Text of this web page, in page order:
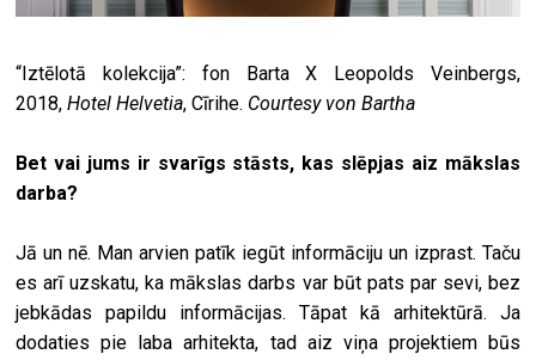
“Iztēlotā kolekcija”: fon Barta X Leopolds Veinbergs,
2018,Hotel Helvetia, Cīrihe. Courtesy von Bartha
Bet vai jums ir svarīgs stāsts, kas slēpjas aiz mākslas
darba?
Jā un nē. Man arvien patīk iegūt informāciju un izprast. Taču
es arī uzskatu, ka mākslas darbs var būt pats par sevi, bez
jebkādas papildu informācijas. Tāpat kā arhitektūrā. Ja
dodaties pie laba arhitekta, tad aiz viņa projektiem būs